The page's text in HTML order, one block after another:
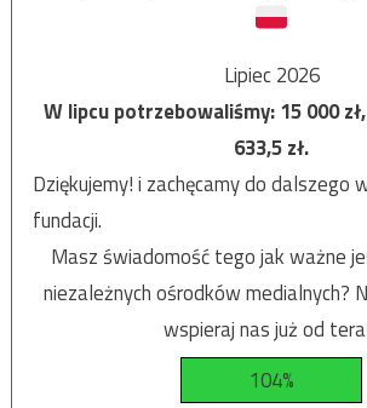
Lipiec 2026
W lipcu potrzebowaliśmy:15 000
633,5zł.
Dziękujemy! i zachęcamy do dalszego
fundacji.
Masz świadomość tego jak ważne
niezależnych ośrodków medialnych?
wspieraj nas już od
104%